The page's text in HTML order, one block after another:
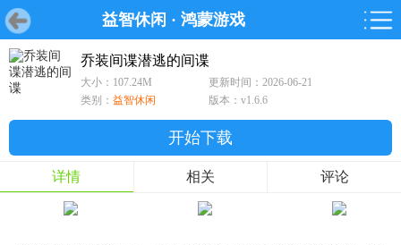
益智休闲 · 鸿蒙游戏
首页 游戏 软件
首页 游戏 软件 鸿蒙
游戏
鸿蒙
软件
专题
乔装间谍潜逃的间谍
大小：107.24M
更新时间：2026-06-21
类别： 益智休闲 版本：v1.6.6
开始下载
详情 相关 评论